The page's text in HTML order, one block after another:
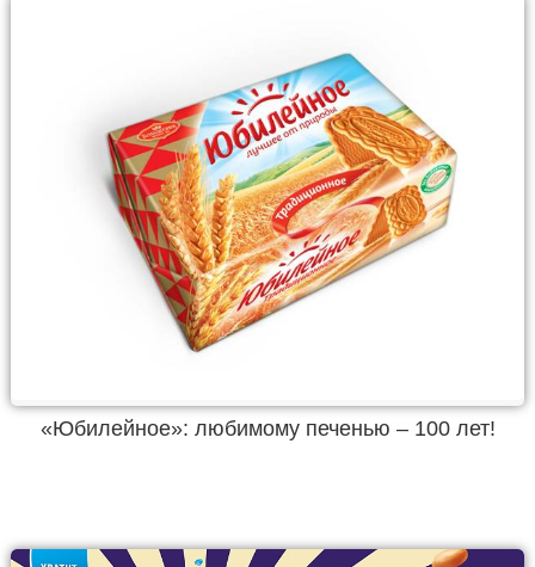
«Юбилейное»: любимому печенью – 100 лет!